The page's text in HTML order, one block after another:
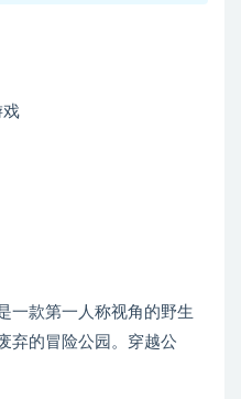
戏
一款第一人称视角的野生
弃的冒险公园。穿越公